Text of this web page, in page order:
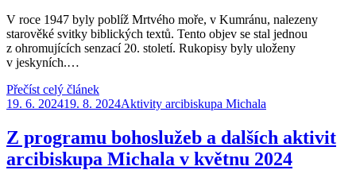
V roce 1947 byly poblíž Mrtvého moře, v Kumránu, nalezeny
starověké svitky biblických textů. Tento objev se stal jednou
z ohromujících senzací 20. století. Rukopisy byly uloženy
v jeskyních.…
Přečíst celý článek
Zveřejněno
19. 6. 202419. 8. 2024Aktivity arcibiskupa Michala
Z programu bohoslužeb a dalších aktivit
arcibiskupa Michala v květnu 2024